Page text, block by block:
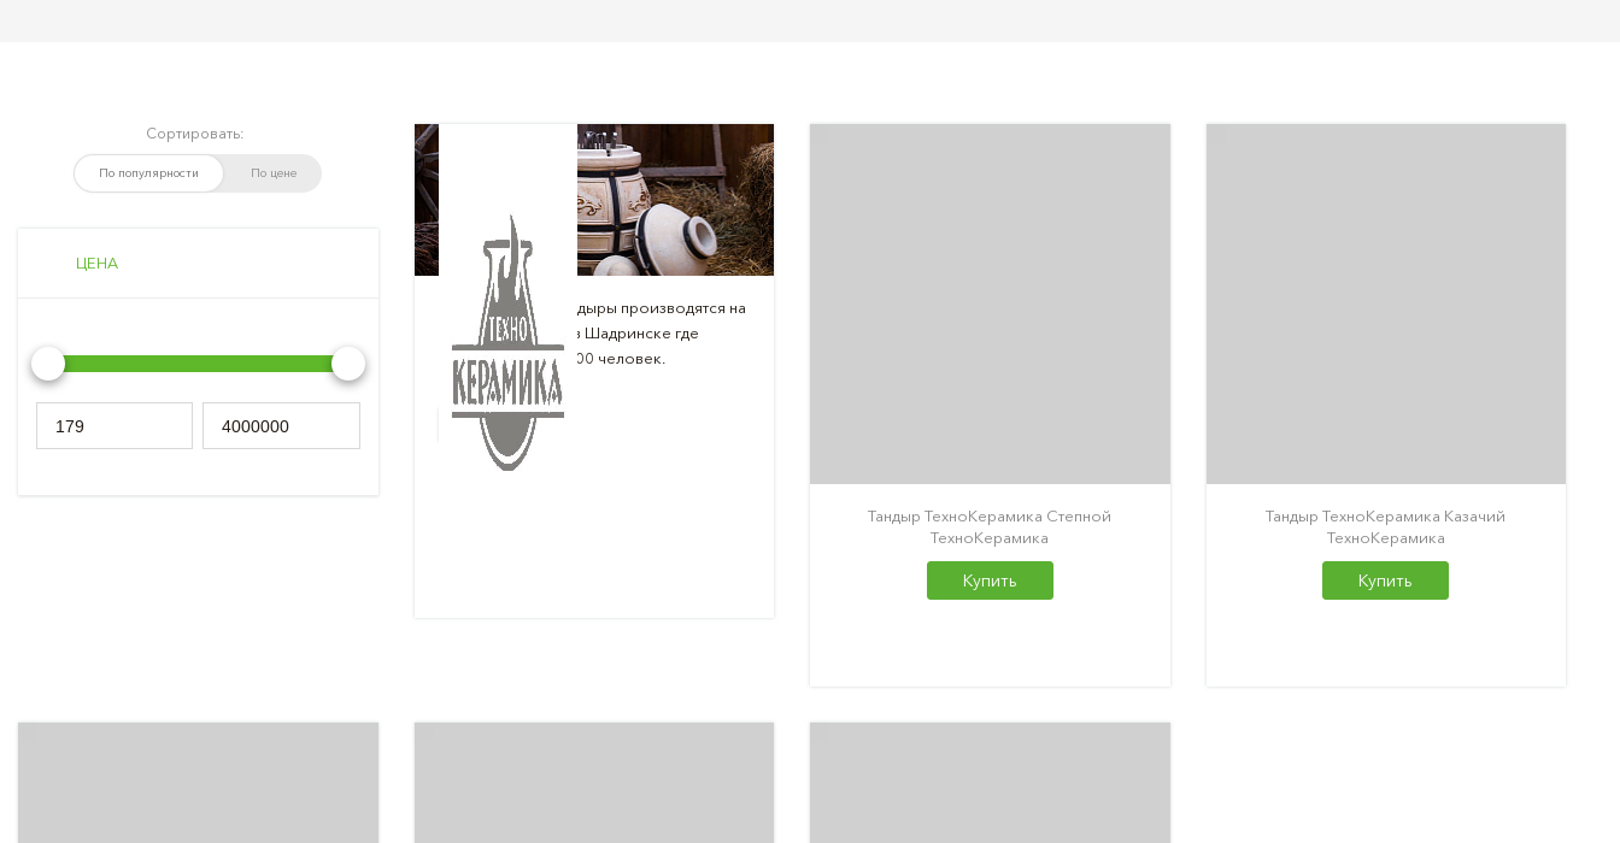
Сортировать:
По популярности По цене
ЦЕНА
Керамические тандыры производятся на
большом заводе в Шадринске где
работает более 800 человек.
Подробнее
Тандыр ТехноКерамика Степной
ТехноКерамика
Купить
Тандыр ТехноКерамика Казачий
ТехноКерамика
Купить